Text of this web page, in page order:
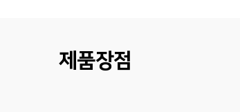
제품장점